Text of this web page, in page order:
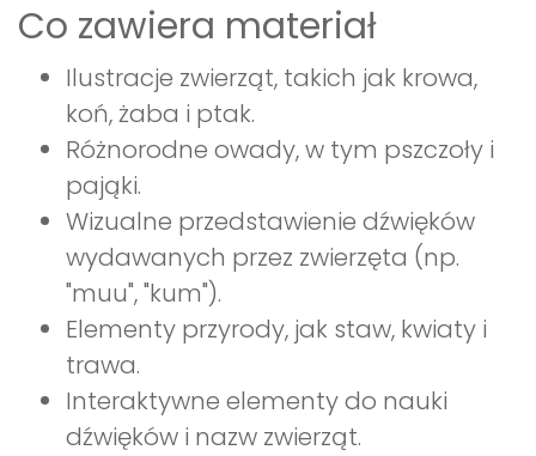
Co zawiera materiał
Ilustracje zwierząt, takich jak krowa,
koń, żaba i ptak.
Różnorodne owady, w tym pszczoły i
pająki.
Wizualne przedstawienie dźwięków
wydawanych przez zwierzęta (np.
"muu", "kum").
Elementy przyrody, jak staw, kwiaty i
trawa.
Interaktywne elementy do nauki
dźwięków i nazw zwierząt.